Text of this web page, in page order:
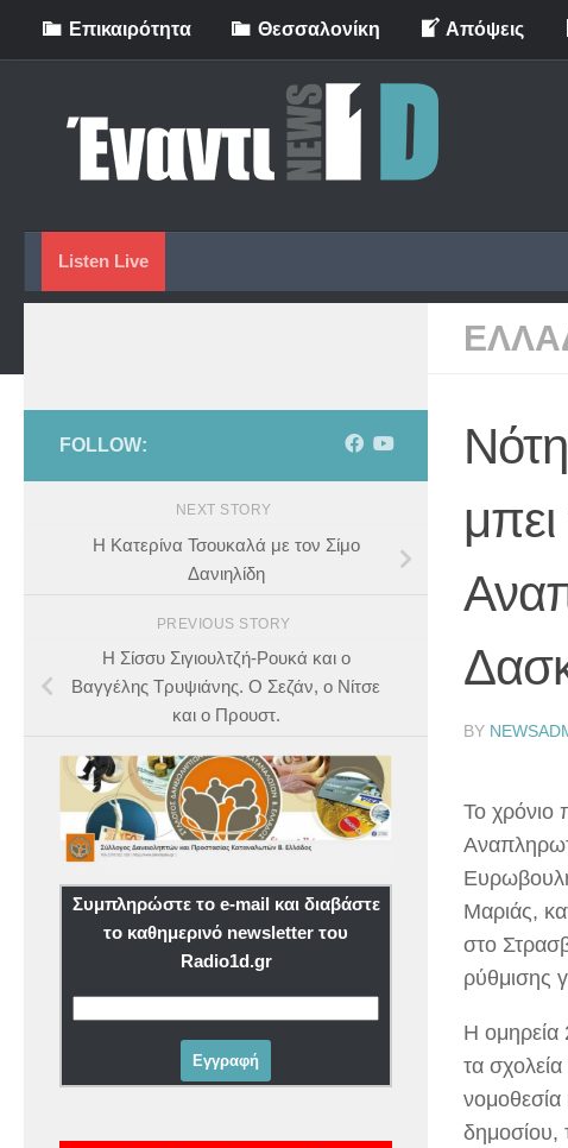
Skip to content
Eπικαιρότητα Θεσσαλονίκη Απόψεις
Listen Live
BY
Το χρόνιο
Μαριάς,
στο
ρύθμισης
Η
τα
νομοθεσία
δημοσίου,
FOLLOW:
NEXT STORY
Η Κατερίνα Τσουκαλά με τον Σίμο
Δανιηλίδη
PREVIOUS STORY
Η Σίσσυ Σιγιουλτζή-Ρουκά και ο
Βαγγέλης Τρυψιάνης. Ο Σεζάν, ο Νίτσε
και ο Προυστ.
Συμπληρώστε το e-mail και διαβάστε
το καθημερινό newsletter του
Radio1d.gr